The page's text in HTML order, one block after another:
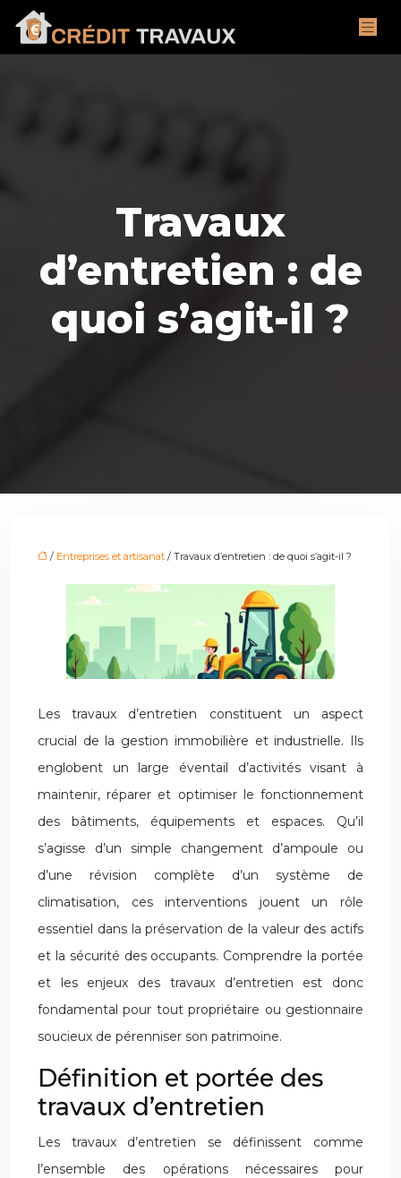
Travaux
d’entretien : de
quoi s’agit-il ?
/ Entreprises et artisanat / Travaux d’entretien : de quoi s’agit-il ?
Les travaux d’entretien constituent un aspect
crucial de la gestion immobilière et industrielle. Ils
englobent un large éventail d’activités visant à
maintenir, réparer et optimiser le fonctionnement
des bâtiments, équipements et espaces. Qu’il
s’agisse d’un simple changement d’ampoule ou
d’une révision complète d’un système de
climatisation, ces interventions jouent un rôle
essentiel dans la préservation de la valeur des actifs
et la sécurité des occupants. Comprendre la portée
et les enjeux des travaux d’entretien est donc
fondamental pour tout propriétaire ou gestionnaire
soucieux de pérenniser son patrimoine.
Définition et portée des
travaux d’entretien
Les travaux d’entretien se définissent comme
l’ensemble des opérations nécessaires pour